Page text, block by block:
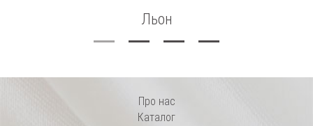
Льон
Про нас
Каталог